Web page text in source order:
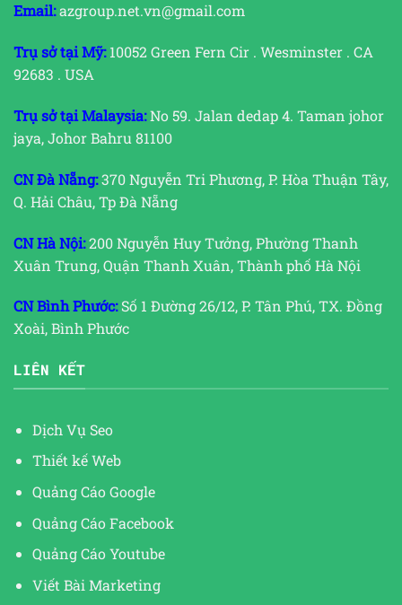
Email:azgroup.net.vn@gmail.com
Trụ sở tại Mỹ:10052 Green Fern Cir . Wesminster . CA
92683 . USA
Trụ sở tại Malaysia:No 59. Jalan dedap 4. Taman johor
jaya, Johor Bahru 81100
CN Đà Nẵng:370 Nguyễn Tri Phương, P. Hòa Thuận Tây,
Q. Hải Châu, Tp Đà Nẵng
CN Hà Nội:200 Nguyễn Huy Tưởng, Phường Thanh
Xuân Trung, Quận Thanh Xuân, Thành phố Hà Nội
CN Bình Phước:Số 1 Đường 26/12, P. Tân Phú, TX. Đồng
Xoài, Bình Phước
LIÊN KẾT
Dịch Vụ Seo
Thiết kế Web
Quảng Cáo Google
Quảng Cáo Facebook
Quảng Cáo Youtube
Viết Bài Marketing